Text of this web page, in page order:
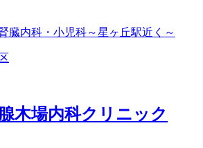
臓内科・小児科～星ヶ丘駅近く～
木場内科クリニック